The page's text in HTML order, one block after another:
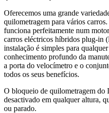
Oferecemos uma grande
quilometragem para vários
funciona perfeitamente num
carros eléctricos híbridos plug-in
instalação é simples para
conhecimento profundo da
a porta do velocímetro e o
todos os seus benefícios.
O bloqueio de quilometragem do
desactivado em qualquer altura,
ou parado.